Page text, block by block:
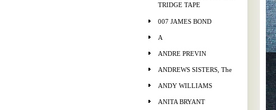
TRIDGE TAPE
007 JAMES BOND
A
ANDRE PREVIN
ANDREWS SISTERS, The
ANDY WILLIAMS
ANITA BRYANT